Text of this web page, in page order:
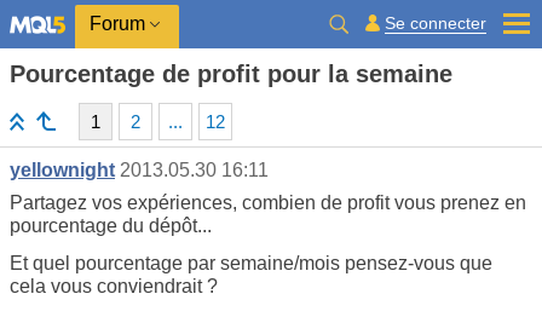
Forum Se connecter
Pourcentage de profit pour la semaine
1 2 ... 12
yellownight 2013.05.30 16:11
Partagez vos expériences, combien de profit vous prenez en
pourcentage du dépôt...
Et quel pourcentage par semaine/mois pensez-vous que
cela vous conviendrait ?